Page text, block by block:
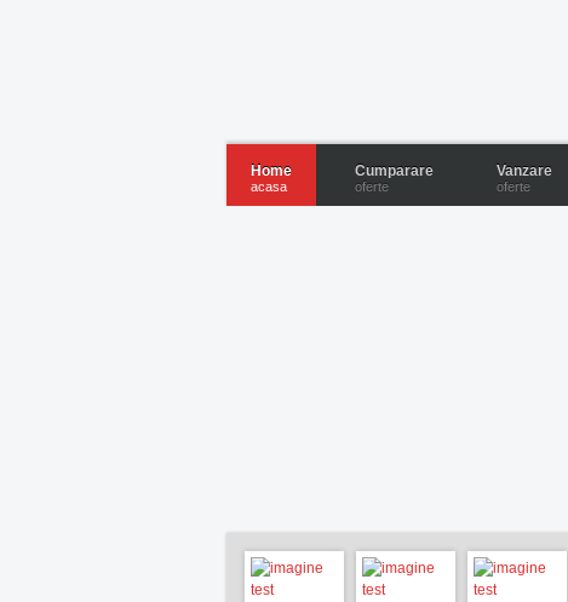
Home
acasa
Cumparare
oferte
Vanzare
oferte